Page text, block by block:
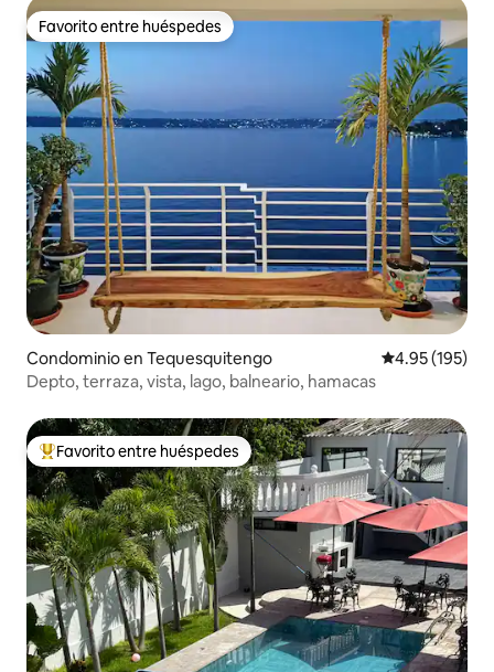
Favorito entre huéspedes
Favorito entre huéspedes
Condominio en Tequesquitengo Calificación
4.95 (195)
Depto, terraza, vista, lago, balneario, hamacas
De los mejores en Favorito entre huéspedes
Favorito entre huéspedes